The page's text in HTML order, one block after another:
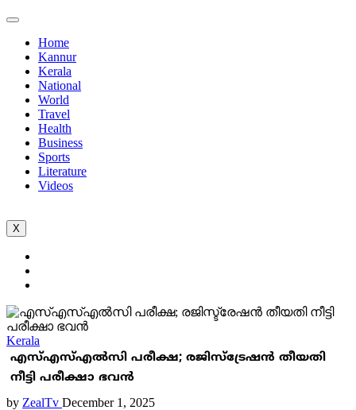
Home
Kannur
Kerala
National
World
Travel
Health
Business
Sports
Literature
Videos
X
Kerala
എസ്എസ്എൽസി പരീക്ഷ; രജിസ്ട്രേഷൻ തീയതി
നീട്ടി പരീക്ഷാ ഭവൻ
by ZealTv December 1, 2025